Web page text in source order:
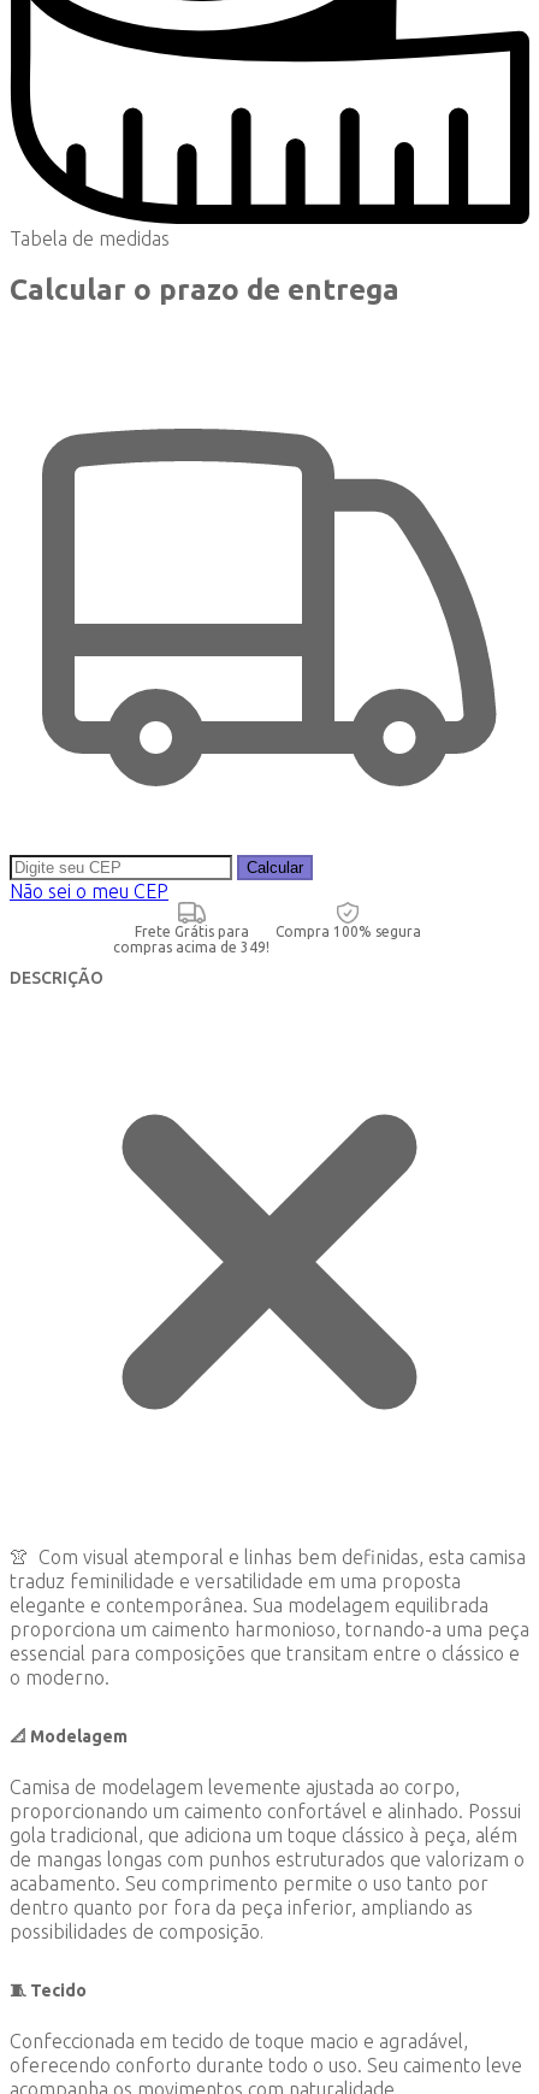
Tabela de medidas
Calcular o prazo de entrega
Calcular
Não sei o meu CEP
Frete Grátis para
compras acima de 349!
Compra 100% segura
DESCRIÇÃO
👚 Com visual atemporal e linhas bem definidas, esta camisa
traduz feminilidade e versatilidade em uma proposta
elegante e contemporânea. Sua modelagem equilibrada
proporciona um caimento harmonioso, tornando-a uma peça
essencial para composições que transitam entre o clássico e
o moderno.
📐 Modelagem
Camisa de modelagem levemente ajustada ao corpo,
proporcionando um caimento confortável e alinhado. Possui
gola tradicional, que adiciona um toque clássico à peça, além
de mangas longas com punhos estruturados que valorizam o
acabamento. Seu comprimento permite o uso tanto por
dentro quanto por fora da peça inferior, ampliando as
possibilidades de composição.
🧵 Tecido
Confeccionada em tecido de toque macio e agradável,
oferecendo conforto durante todo o uso. Seu caimento leve
acompanha os movimentos com naturalidade,